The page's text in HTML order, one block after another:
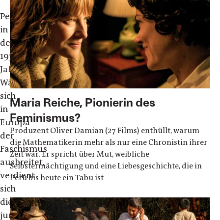
Peru
in
den
1930er
Jahren:
Während
sich
in
Europa
der
Faschismus
ausbreitet,
verdient
sich
die
junge
Maria Reiche, Pionierin des
Feminismus?
Produzent Oliver Damian (27 Films) enthüllt, warum
die Mathematikerin mehr als nur eine Chronistin ihrer
Zeit war. Er spricht über Mut, weibliche
Selbstermächtigung und eine Liebesgeschichte, die in
Peru bis heute ein Tabu ist